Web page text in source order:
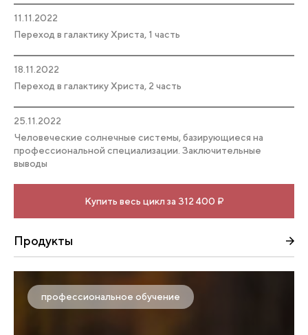
11.11.2022
Переход в галактику Христа, 1 часть
18.11.2022
Переход в галактику Христа, 2 часть
25.11.2022
Человеческие солнечные системы, базирующиеся на
профессиональной специализации. Заключительные
выводы
Купить весь цикл за 312 400 ₽
Продукты
профессиональное обучение